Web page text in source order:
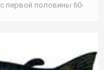
первой половины 60-